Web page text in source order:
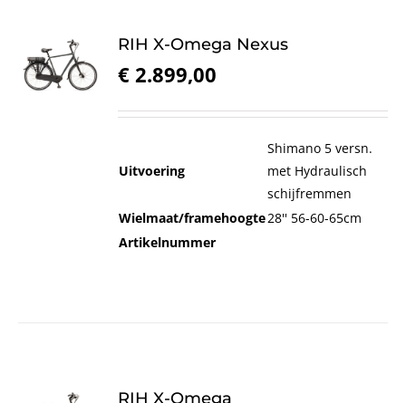
RIH X-Omega Nexus
€ 2.899,00
Uitvoering
Shimano 5 versn.
met Hydraulisch
schijfremmen
Wielmaat/framehoogte28'' 56-60-65cm
Artikelnummer
RIH X-Omega